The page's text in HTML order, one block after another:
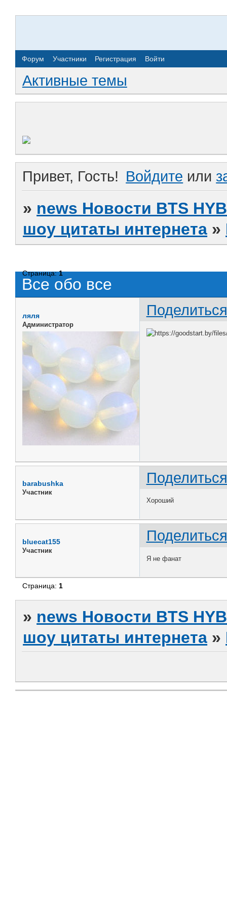
Форум Участники Регистрация Войти
Активные темы
Привет, Гость! Войдите или
» news Новости BTS
шоу цитаты интернета »
Все обо все
Страница:1
Поделиться
ляля
Администратор
Поделиться
barabushka
Участник
Хороший
Поделиться
bluecat155
Участник
Я не фанат
Страница: 1
» news Новости BTS
шоу цитаты интернета »